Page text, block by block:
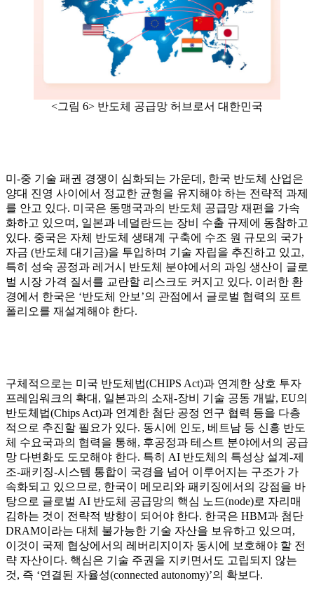
<그림 6> 반도체 공급망 허브로서 대한민국
미-중 기술 패권 경쟁이 심화되는 가운데, 한국 반도체 산업은
양대 진영 사이에서 정교한 균형을 유지해야 하는 전략적 과제
를 안고 있다. 미국은 동맹국과의 반도체 공급망 재편을 가속
화하고 있으며, 일본과 네덜란드는 장비 수출 규제에 동참하고
있다. 중국은 자체 반도체 생태계 구축에 수조 원 규모의 국가
자금 (반도체 대기금)을 투입하며 기술 자립을 추진하고 있고,
특히 성숙 공정과 레거시 반도체 분야에서의 과잉 생산이 글로
벌 시장 가격 질서를 교란할 리스크도 커지고 있다. 이러한 환
경에서 한국은 ‘반도체 안보’의 관점에서 글로벌 협력의 포트
폴리오를 재설계해야 한다.
구체적으로는 미국 반도체법(CHIPS Act)과 연계한 상호 투자
프레임워크의 확대, 일본과의 소재-장비 기술 공동 개발, EU의
반도체법(Chips Act)과 연계한 첨단 공정 연구 협력 등을 다층
적으로 추진할 필요가 있다. 동시에 인도, 베트남 등 신흥 반도
체 수요국과의 협력을 통해, 후공정과 테스트 분야에서의 공급
망 다변화도 도모해야 한다. 특히 AI 반도체의 특성상 설계-제
조-패키징-시스템 통합이 국경을 넘어 이루어지는 구조가 가
속화되고 있으므로, 한국이 메모리와 패키징에서의 강점을 바
탕으로 글로벌 AI 반도체 공급망의 핵심 노드(node)로 자리매
김하는 것이 전략적 방향이 되어야 한다. 한국은 HBM과 첨단
DRAM이라는 대체 불가능한 기술 자산을 보유하고 있으며,
이것이 국제 협상에서의 레버리지이자 동시에 보호해야 할 전
략 자산이다. 핵심은 기술 주권을 지키면서도 고립되지 않는
것, 즉 ‘연결된 자율성(connected autonomy)’의 확보다.